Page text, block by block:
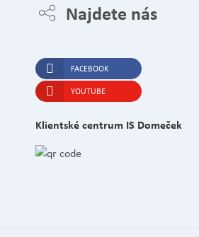
Najdete nás
FACEBOOK
YOUTUBE
Klientské centrum IS Domeček